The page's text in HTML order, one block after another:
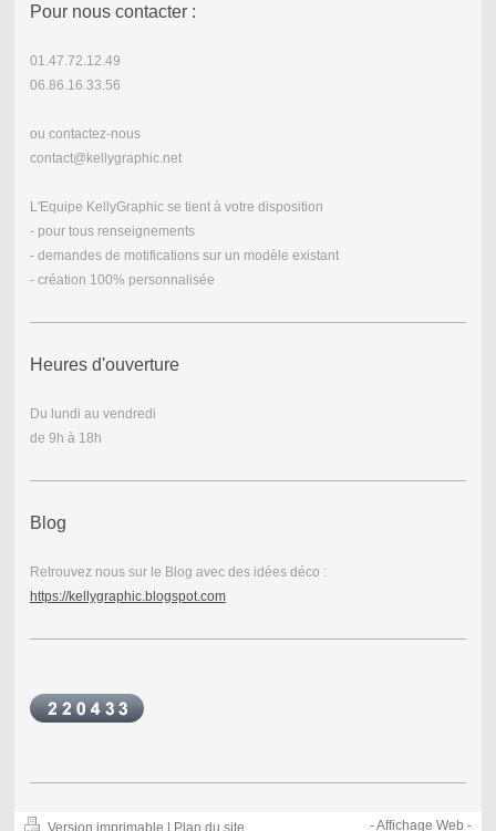
Pour nous contacter :
01.47.72.12.49
06.86.16.33.56
ou contactez-nous
contact@kellygraphic.net
L'Equipe KellyGraphic se tient à votre disposition
- pour tous renseignements
- demandes de motifications sur un modèle existant
- création 100% personnalisée
Heures d'ouverture
Du lundi au vendredi
de 9h à 18h
Blog
Retrouvez nous sur le Blog avec des idées déco :
https://kellygraphic.blogspot.com
-Affichage Web -